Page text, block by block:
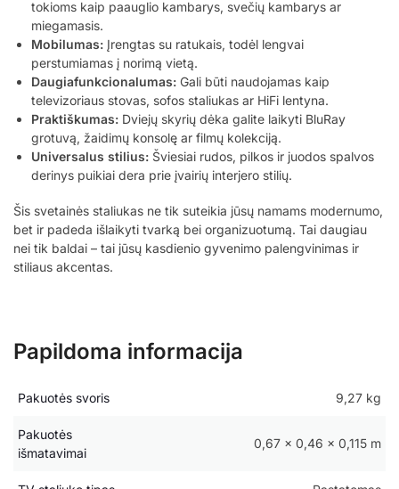
tokioms kaip paauglio kambarys, svečių kambarys ar
miegamasis.
Mobilumas: Įrengtas su ratukais, todėl lengvai
perstumiamas į norimą vietą.
Daugiafunkcionalumas: Gali būti naudojamas kaip
televizoriaus stovas, sofos staliukas ar HiFi lentyna.
Praktiškumas: Dviejų skyrių dėka galite laikyti BluRay
grotuvą, žaidimų konsolę ar filmų kolekciją.
Universalus stilius: Šviesiai rudos, pilkos ir juodos spalvos
derinys puikiai dera prie įvairių interjero stilių.
Šis svetainės staliukas ne tik suteikia jūsų namams modernumo,
bet ir padeda išlaikyti tvarką bei organizuotumą. Tai daugiau
nei tik baldai – tai jūsų kasdienio gyvenimo palengvinimas ir
stiliaus akcentas.
Papildoma informacija
Pakuotės svoris 9,27 kg
Pakuotės
išmatavimai
0,67 × 0,46 × 0,115 m